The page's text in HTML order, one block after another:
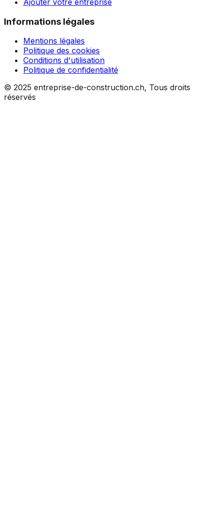
Informations légales
Mentions légales
Politique des cookies
Conditions d'utilisation
Politique de confidentialité
© 2025 entreprise-de-construction.ch, Tous droits
réservés